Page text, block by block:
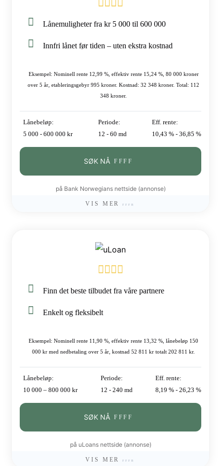
Lånemuligheter fra kr 5 000 til 600 000
Innfri lånet før tiden – uten ekstra kostnad
Eksempel: Nominell rente 12,99 %, effektiv rente 15,24 %, 80 000 kroner
over 5 år, etableringsgebyr 995 kroner. Kostnad: 32 348 kroner. Total: 112
348 kroner.
Lånebeløp:
5 000 - 600 000 kr
Periode:
12 - 60 md
Eff. rente:
10,43 % - 36,85 %
SØK NÅ
på Bank Norwegians nettside (annonse)
VIS MER
Finn det beste tilbudet fra våre partnere
Enkelt og fleksibelt
Eksempel: Nominell rente 11,90 %, effektiv rente 13,32 %, lånebeløp 150
000 kr med nedbetaling over 5 år, kostnad 52 811 kr totalt 202 811 kr.
Lånebeløp:
10 000 – 800 000 kr
Periode:
12 - 240 md
Eff. rente:
8,19 % - 26,23 %
SØK NÅ
på uLoans nettside (annonse)
VIS MER